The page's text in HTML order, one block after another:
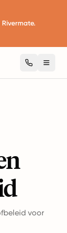
Rivermate.
voor